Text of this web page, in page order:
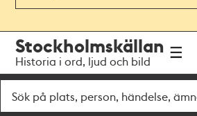
navigationen
huvudinnehållet
Stockholmskällan
Historia i ord, ljud och bild